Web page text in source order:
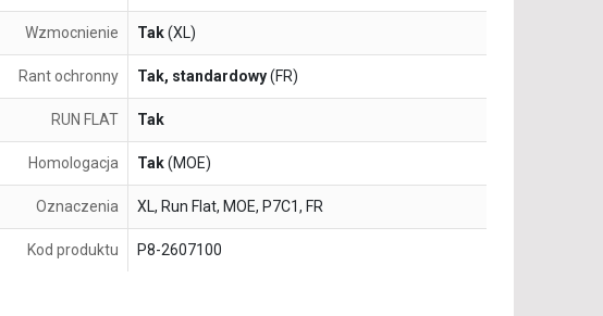
Wzmocnienie Tak(XL)
Rant ochronny Tak, standardowy(FR)
RUN FLAT Tak
Homologacja Tak(MOE)
Oznaczenia XL, Run Flat, MOE, P7C1, FR
Kod produktu P8-2607100